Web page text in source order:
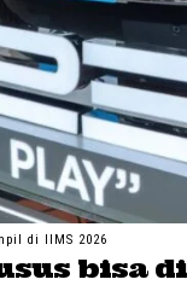
di IIMS 2026
bisa